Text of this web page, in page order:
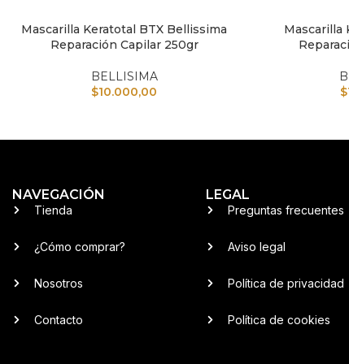
AÑADIR AL CARRITO
Mascarilla Keratotal BTX Bellissima
Reparación Capilar 250gr
BELLISIMA
$10.000,00
AÑADIR AL
Mascarilla
$
NAVEGACIÓN
Tienda
¿Cómo comprar?
Nosotros
Contacto
LEGAL
Preguntas frecuentes
Aviso legal
Política de privacidad
Política de cookies